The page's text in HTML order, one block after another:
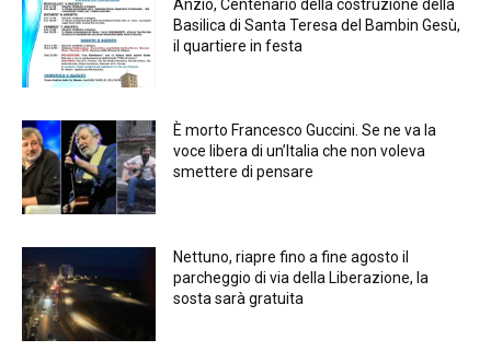
Anzio, Centenario della costruzione della
Basilica di Santa Teresa del Bambin Gesù,
il quartiere in festa
È morto Francesco Guccini. Se ne va la
voce libera di un’Italia che non voleva
smettere di pensare
Nettuno, riapre fino a fine agosto il
parcheggio di via della Liberazione, la
sosta sarà gratuita